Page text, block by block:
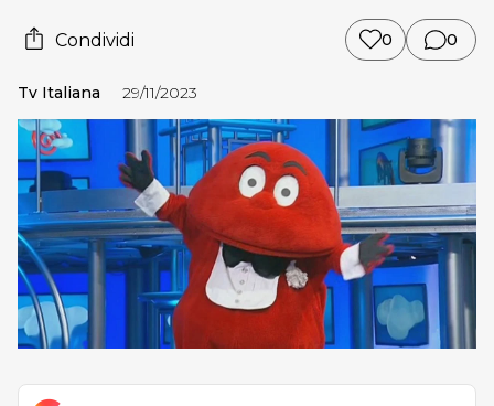
Condividi 0 0
Tv Italiana 29/11/2023